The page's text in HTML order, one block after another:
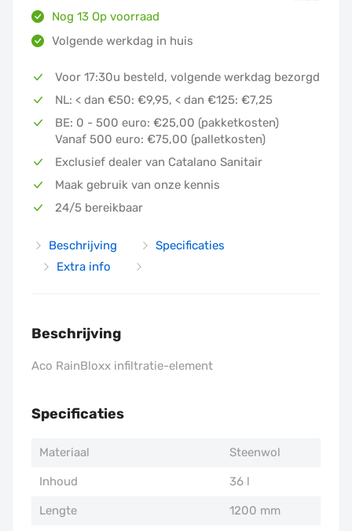
Nog 13 Op voorraad
Volgende werkdag in huis
In winkelmandje
Bijbehorende artikelen
Voor 17:30u besteld, volgende werkdag bezorgd
NL: < dan €50: €9,95, < dan €125: €7,25
BE: 0 - 500 euro: €25,00 (pakketkosten)
Vanaf 500 euro: €75,00 (palletkosten)
Exclusief dealer van Catalano Sanitair
Maak gebruik van onze kennis
24/5 bereikbaar
Beschrijving
Specificaties
Extra info
Beschrijving
Aco RainBloxx infiltratie-element
Specificaties
Materiaal Steenwol
Inhoud 36 l
Lengte 1200 mm